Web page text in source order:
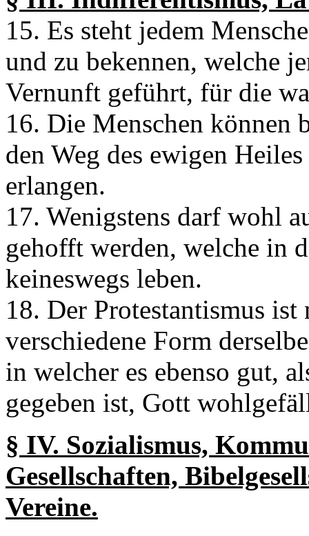
15. Es steht jedem
und zu bekennen, welche
Vernunft geführt, für die
16. Die Menschen können
den Weg des ewigen
erlangen.
17. Wenigstens darf wohl
gehofft werden, welche in
keineswegs leben.
18. Der Protestantismus ist
verschiedene Form
in welcher es ebenso gut,
gegeben ist, Gott
§ IV. Sozialismus,
Gesellschaften,
Vereine.